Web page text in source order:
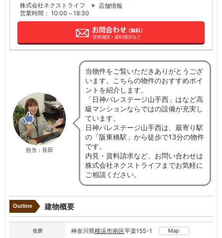
株式会社ネクストライフ
店舗情報
営業時間： 10:00～18:30
担当：長田
当物件をご覧いただきありがとうござ
います。こちらの物件のおすすめポイ
ントを紹介します。
「日神パレステージ山手西」はなど高
級マンションならではの設備が充実し
ています。
日神パレステージ山手西は、最寄り駅
の「阪東橋駅」から徒歩で13分の物件
です。
内見・資料請求など、お問い合わせは
株式会社ネクストライフまでお気軽に
ご相談ください。
Outline 建物概要
住所 神奈川県横浜市南区平楽155-1 Map